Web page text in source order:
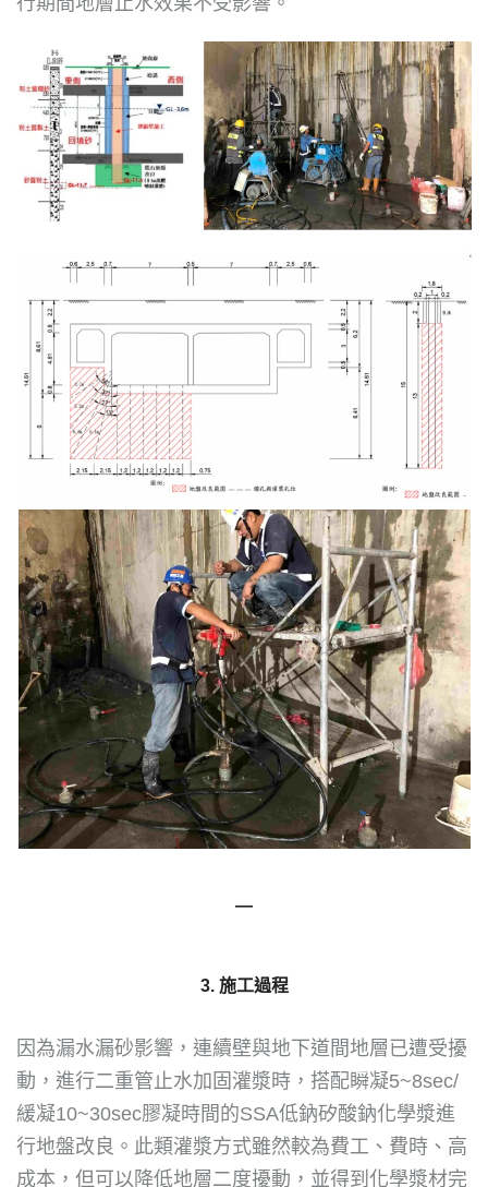
—
3. 施工過程
因為漏水漏砂影響，連續壁與地下道間地層已遭受擾
動，進行二重管止水加固灌漿時，搭配瞬凝5~8sec/
緩凝10~30sec膠凝時間的SSA低鈉矽酸鈉化學漿進
行地盤改良。此類灌漿方式雖然較為費工、費時、高
成本，但可以降低地層二度擾動，並得到化學漿材完